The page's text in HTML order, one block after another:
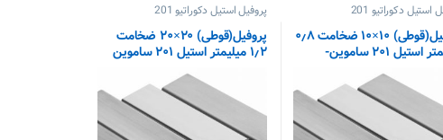
استیل دکوراتیو 201
پروفیل(قوطی) ۱۰×۱۰ ضخامت ۰٫۸
میلیمتر استیل ۲۰۱ ساموین-
پروفیل استیل دکوراتیو 201
پروفیل(قوطی) ۲۰×۲۰ ضخامت
۱٫۲ میلیمتر استیل ۲۰۱ ساموین